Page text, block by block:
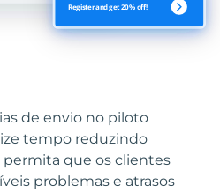
de envio no piloto
tempo reduzindo
permita que os clientes
problemas e atrasos